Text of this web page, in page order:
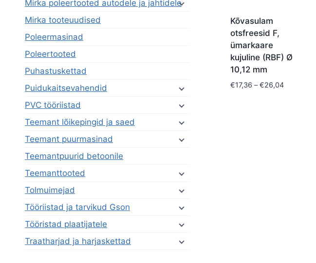
Kõvasulam
otsfreesid F,
ümarkaare
kujuline (RBF) Ø
10,12 mm
€17,36 – €26,04Price
Mirka poleertooted autodele ja jahtidele
Mirka tooteuudised
Poleermasinad
Poleertooted
Puhastuskettad
Puidukaitsevahendid
PVC tööriistad
Teemant lõikepingid ja saed
Teemant puurmasinad
Teemantpuurid betoonile
Teemanttooted
Tolmuimejad
Tööriistad ja tarvikud Gson
Tööristad plaatijatele
Traatharjad ja harjaskettad